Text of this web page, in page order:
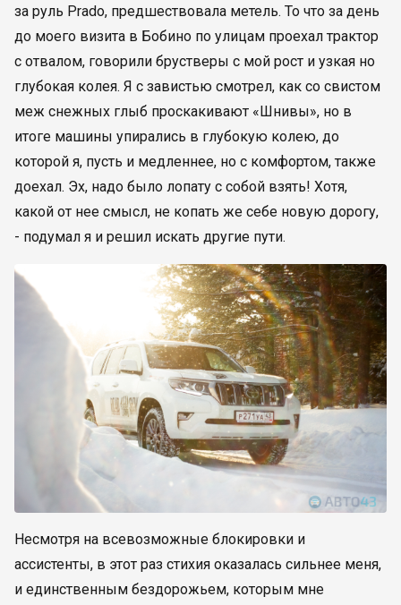
за руль Prado, предшествовала метель. То что за день
до моего визита в Бобино по улицам проехал трактор
с отвалом, говорили брустверы с мой рост и узкая но
глубокая колея. Я с завистью смотрел, как со свистом
меж снежных глыб проскакивают «Шнивы», но в
итоге машины упирались в глубокую колею, до
которой я, пусть и медленнее, но с комфортом, также
доехал. Эх, надо было лопату с собой взять! Хотя,
какой от нее смысл, не копать же себе новую дорогу,
- подумал я и решил искать другие пути.
Несмотря на всевозможные блокировки и
ассистенты, в этот раз стихия оказалась сильнее меня,
и единственным бездорожьем, которым мне